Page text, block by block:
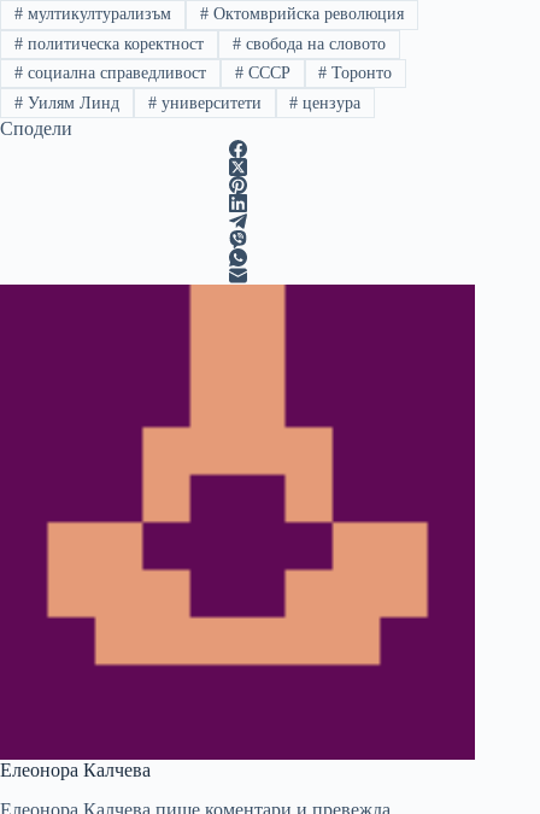
#мултикултурализъм #Октомврийска революция
#политическа коректност #свобода на словото
#социална справедливост #СССР # Торонто
#Уилям Линд #университети # цензура
Сподели
Елеонора Калчева
Елеонора Калчева пише коментари и превежда